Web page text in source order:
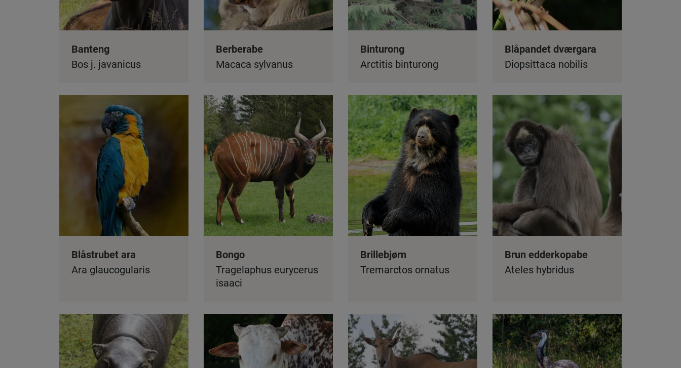
Banteng
Bos j. javanicus
Berberabe
Macaca sylvanus
Binturong
Arctitis binturong
Blåpandet dværgara
Diopsittaca nobilis
Blåstrubet ara
Ara glaucogularis
Bongo
Tragelaphus eurycerus
isaaci
Brillebjørn
Tremarctos ornatus
Brun edderkopabe
Ateles hybridus